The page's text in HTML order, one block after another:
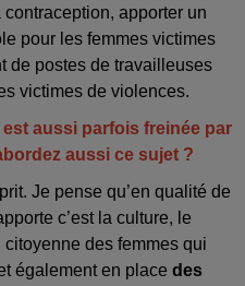
apporter un
pour les femmes victimes
de postes de travailleuses
victimes de violences.
est aussi parfois freinée par
aussi ce sujet ?
Je pense qu’en qualité de
c’est la culture, le
citoyenne des femmes qui
également en place des